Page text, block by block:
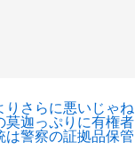
りさらに悪いじゃね
莫迦っぷりに有権者
は警察の証拠品保管